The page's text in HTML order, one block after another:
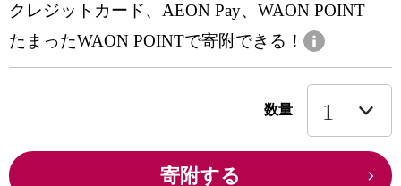
クレジットカード、AEON Pay、WAON POINT
たまったWAON POINTで寄附できる！
数量
寄附する